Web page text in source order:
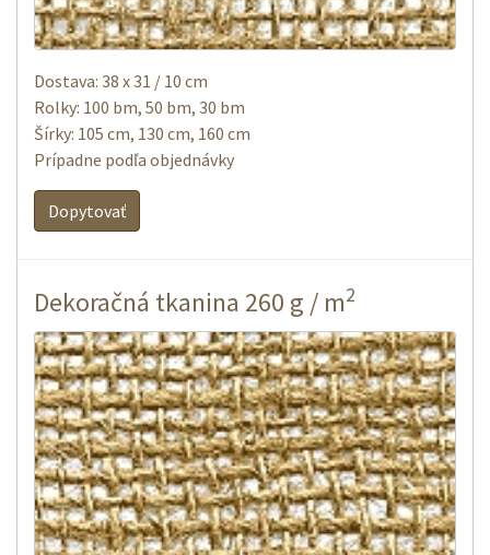
Dostava: 38 x 31 / 10 cm
Rolky: 100 bm, 50 bm, 30 bm
Šírky: 105 cm, 130 cm, 160 cm
Prípadne podľa objednávky
Dopytovať
Dekoračná tkanina 260 g / m2